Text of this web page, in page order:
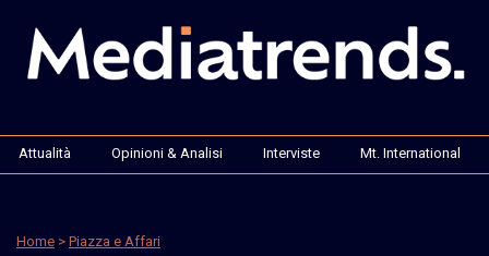
Attualità Opinioni & Analisi Interviste Mt. International
Home > Piazza e Affari